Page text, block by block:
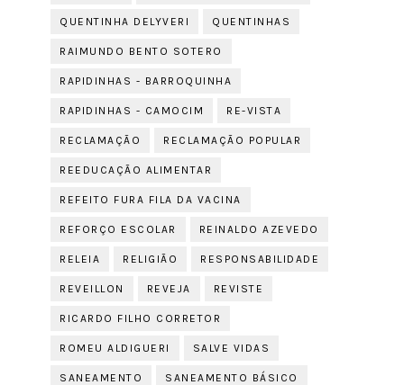
QUENTINHA DELYVERI QUENTINHAS
RAIMUNDO BENTO SOTERO
RAPIDINHAS - BARROQUINHA
RAPIDINHAS - CAMOCIM RE-VISTA
RECLAMAÇÃO RECLAMAÇÃO POPULAR
REEDUCAÇÃO ALIMENTAR
REFEITO FURA FILA DA VACINA
REFORÇO ESCOLAR REINALDO AZEVEDO
RELEIA RELIGIÃO RESPONSABILIDADE
REVEILLON REVEJA REVISTE
RICARDO FILHO CORRETOR
ROMEU ALDIGUERI SALVE VIDAS
SANEAMENTO SANEAMENTO BÁSICO